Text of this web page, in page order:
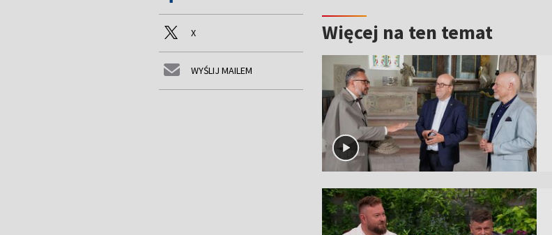
X
WYŚLIJ MAILEM
Więcej na ten temat